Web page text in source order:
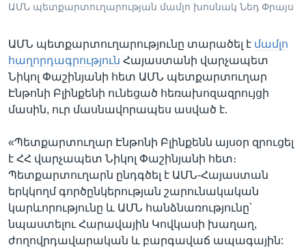
ԱՄՆ պետքարտուղարության մամլո խոսնակ Նեդ Փրայս
ԱՄՆ պետքարտուղարությունը տարածել է մամլո
հաղորդագրություն Հայաստանի վարչապետ
Նիկոլ Փաշինյանի հետ ԱՄՆ պետքարտուղար
Էնթոնի Բլինքենի ունեցած հեռախոզազրույցի
մասին, ուր մասնավորապես ասված է.
«Պետքարտուղար Էնթոնի Բլինքենն այսօր զրուցել
է ՀՀ վարչապետ Նիկոլ Փաշինյանի հետ։
Պետքարտուղարն ընդգծել է ԱՄՆ-Հայաստան
երկկողմ գործընկերության շարունակական
կարևորությունը և ԱՄՆ հանձնառությունը՝
նպաստելու Հարավային Կովկասի խաղաղ,
ժողովրդավարական և բարգավաճ ապագային: